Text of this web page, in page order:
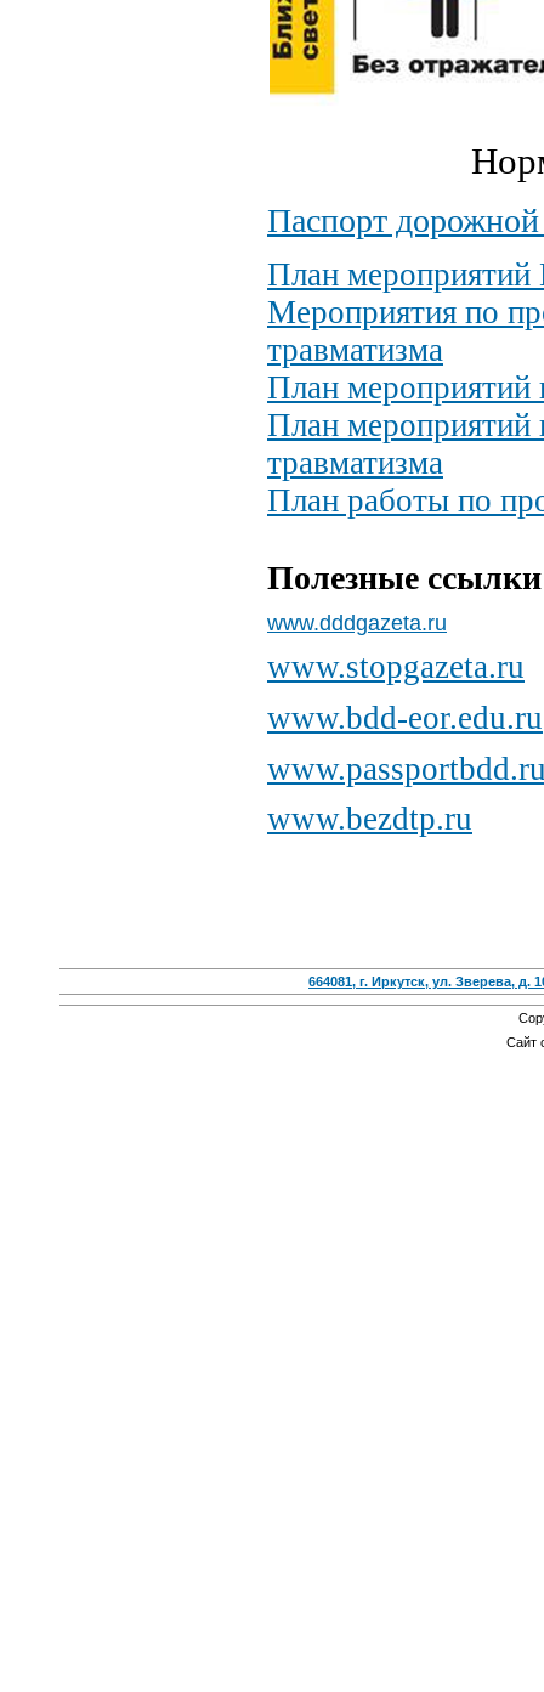
Паспорт
План
Мероприятия по
травматизма
План
План
травматизма
План работы по
Полезные
www.dddgazeta.ru
www.stopgazeta.ru
www.bdd-eor.edu.ru
www.bezdtp.ru
664081, г. Иркутск, ул. Зверева, д.
Сайт